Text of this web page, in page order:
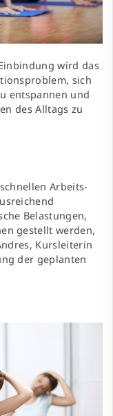
wird das
sich
entspannen und
des Alltags zu
Arbeits-
Belastungen,
gestellt werden,
Kursleiterin
der geplanten